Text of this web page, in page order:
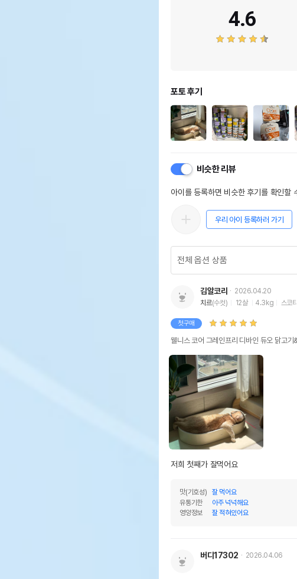
4.6
포토 후기
비슷한 리뷰
아이를 등록하면 비슷한 후기를 확인할
우리 아이 등록하러 가기
김알코리
2026.04.20
치르(수컷) 12살 4.3kg 스코
첫구매
웰니스 코어 그레인프리 디바인 듀오 닭고
저희 첫째가 잘먹어요
맛(기호성)
잘 먹어요
유통기한
아주 넉넉해요
영양정보
잘 적혀있어요
버디17302 2026.04.06